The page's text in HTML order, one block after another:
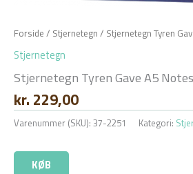
Forside / Stjernetegn / Stjernetegn Tyren
Stjernetegn
Stjernetegn Tyren Gave A5
kr. 229,00
Varenummer (SKU): 37-2251 Kategori:
KØB